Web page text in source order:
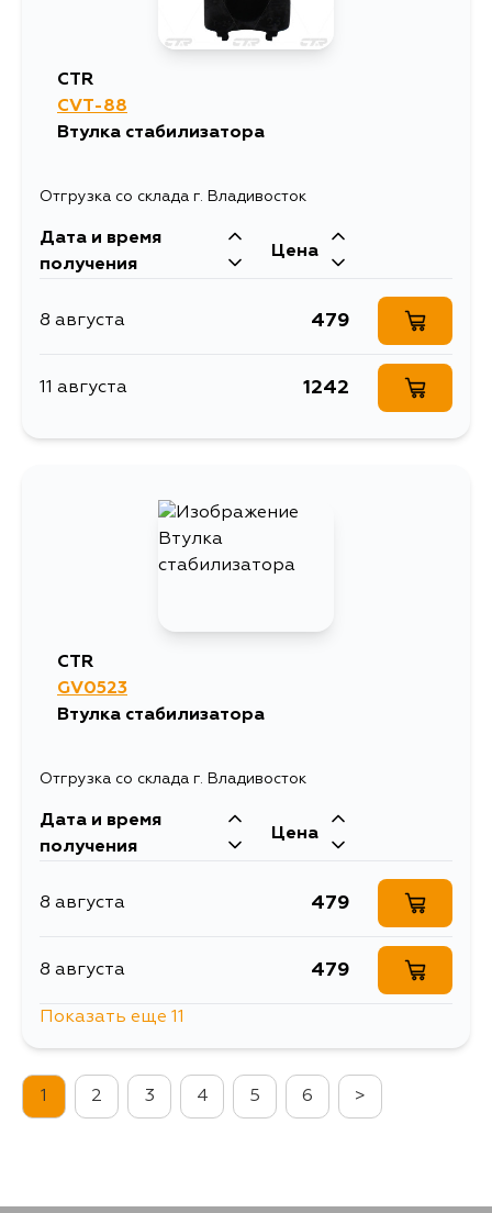
CTR
CVT-88
Втулка стабилизатора
Отгрузка со склада г. Владивосток
Дата и время
получения
Цена
8 августа 479
11 августа 1242
CTR
GV0523
Втулка стабилизатора
Отгрузка со склада г. Владивосток
Дата и время
получения
Цена
8 августа 479
8 августа 479
8 августа 479
Показать еще 11
1 2 3 4 5 6 >